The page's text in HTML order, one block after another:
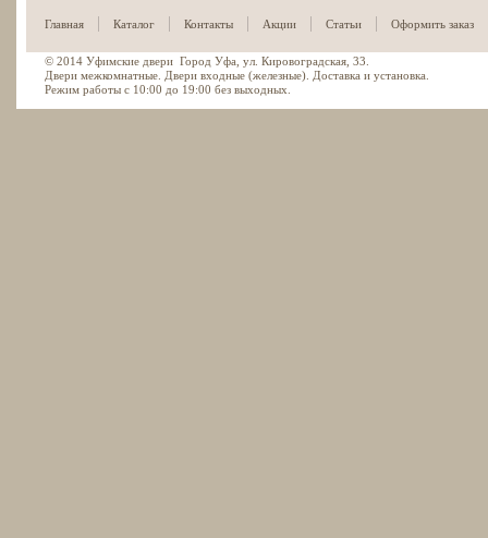
Главная | Каталог | Контакты | Акции | Статьи | Оформить заказ
© 2014 Уфимские двери Город Уфа, ул. Кировоградская, 33.
Двери межкомнатные. Двери входные (железные). Доставка и установка.
Режим работы с 10:00 до 19:00 без выходных.